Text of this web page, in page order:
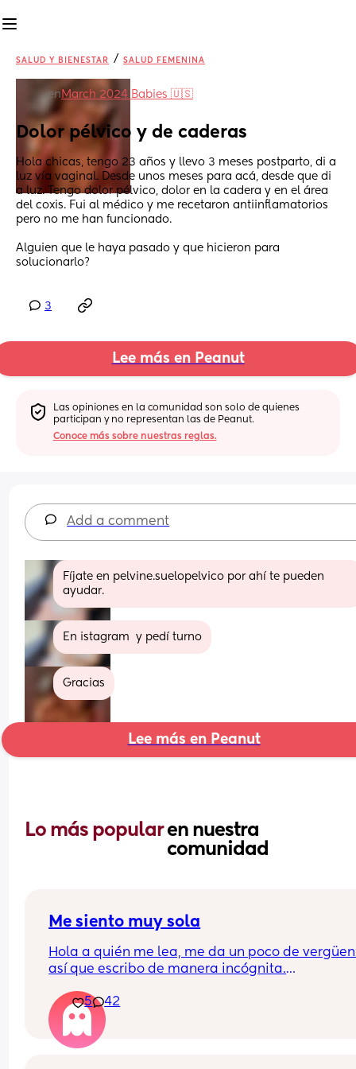
SALUD Y BIENESTAR / SALUD FEMENINA
en March 2024 Babies 🇺🇸
Dolor pélvico y de caderas
Hola chicas, tengo 23 años y llevo 3 meses postparto, di a
luz vía vaginal. Desde unos meses para acá, desde que di
a luz. Tengo dolor pélvico, dolor en la cadera y en el área
del coxis. Fui al médico y me recetaron antiinflamatorios
pero no me han funcionado.
Alguien que le haya pasado y que hicieron para
solucionarlo?
3
Lee más en Peanut
Las opiniones en la comunidad son solo de quienes
participan y no representan las de Peanut.
Conoce más sobre nuestras reglas.
Add a comment
Fíjate en pelvine.suelopelvico por ahí te pueden
ayudar.
En istagram  y pedí turno
Gracias
Lee más en Peanut
Lo más popular en nuestra
comunidad
Me siento muy sola
Hola a quién me lea, me da un poco de
así que escribo de manera incógnita.
El caso es que siempre he sido una persona
extremadamente extrovertida, pero
me siento muy sola, y cada vez más
de las personas.
5 42